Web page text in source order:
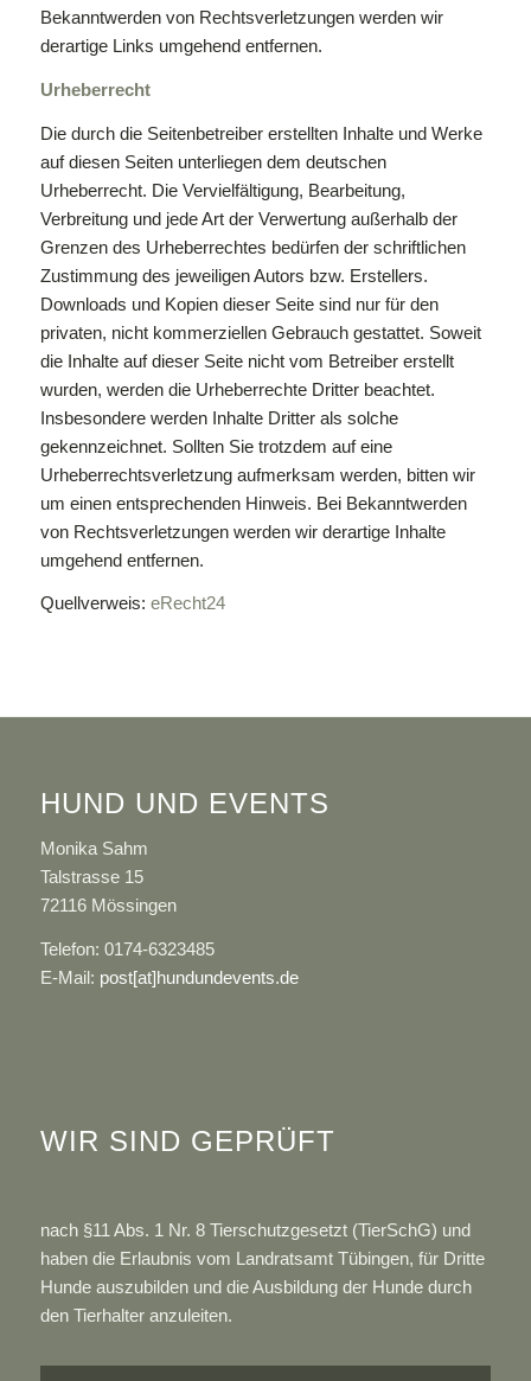
Bekanntwerden von Rechtsverletzungen werden wir
derartige Links umgehend entfernen.
Urheberrecht
Die durch die Seitenbetreiber erstellten Inhalte und Werke
auf diesen Seiten unterliegen dem deutschen
Urheberrecht. Die Vervielfältigung, Bearbeitung,
Verbreitung und jede Art der Verwertung außerhalb der
Grenzen des Urheberrechtes bedürfen der schriftlichen
Zustimmung des jeweiligen Autors bzw. Erstellers.
Downloads und Kopien dieser Seite sind nur für den
privaten, nicht kommerziellen Gebrauch gestattet. Soweit
die Inhalte auf dieser Seite nicht vom Betreiber erstellt
wurden, werden die Urheberrechte Dritter beachtet.
Insbesondere werden Inhalte Dritter als solche
gekennzeichnet. Sollten Sie trotzdem auf eine
Urheberrechtsverletzung aufmerksam werden, bitten wir
um einen entsprechenden Hinweis. Bei Bekanntwerden
von Rechtsverletzungen werden wir derartige Inhalte
umgehend entfernen.
Quellverweis: eRecht24
HUND UND EVENTS
Monika Sahm
Talstrasse 15
72116 Mössingen
Telefon: 0174-6323485
E-Mail: post[at]hundundevents.de
WIR SIND GEPRÜFT
nach §11 Abs. 1 Nr. 8 Tierschutzgesetzt (TierSchG) und
haben die Erlaubnis vom Landratsamt Tübingen, für Dritte
Hunde auszubilden und die Ausbildung der Hunde durch
den Tierhalter anzuleiten.